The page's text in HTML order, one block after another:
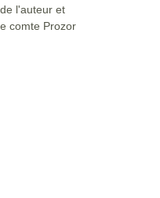
l'auteur et
comte Prozor